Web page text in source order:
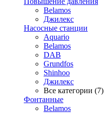
Belamos
Джилекс
Насосные станции
Aquario
Belamos
DAB
Grundfos
Shinhoo
Джилекс
Все категории (7)
Фонтанные
Belamos